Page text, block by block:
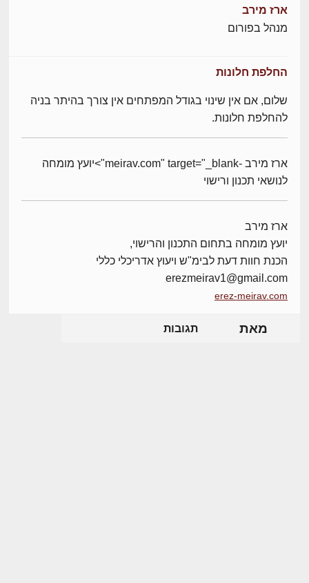
ארז מירב
מנהל בפורום
החלפת חלונות
שלום, אם אין שינוי בגודל המפתחים אין צורך בהיתר בניה
להחלפת חלונות.
ארז מירב -meirav.com" target="_blank">יועץ מומחה
לנושאי תכנון ורישוי
ארז מירב
יועץ מומחה בתחום התכנון והרישוי,
הכנת חוות דעת לבימ"ש ויעוץ אדריכלי כללי
erezmeirav1@gmail.com
erez-meirav.com
מאת תגובות